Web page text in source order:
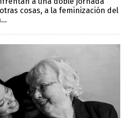
cosas, a la feminización del